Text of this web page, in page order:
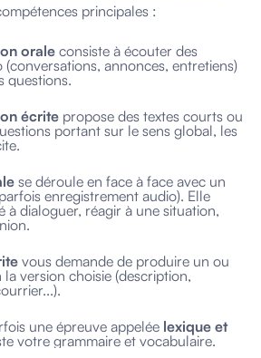
principales :
orale consiste à écouter des
annonces, entretiens)
questions.
écrite propose des textes courts ou
portant sur le sens global, les
se déroule en face à face avec un
enregistrement audio). Elle
à dialoguer, réagir à une situation,
vous demande de produire un ou
la version choisie (description,
une épreuve appelée lexique et
votre grammaire et vocabulaire.